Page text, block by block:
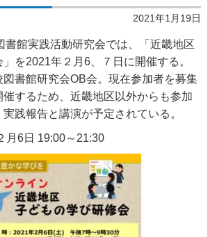
2021年1月19日
館実践活動研究会では、「近畿地区
」を2021年２月 6 、７日に開催する。
書館研究会OB会。現在参加者を募集
するため、近畿地区以外からも参加
践報告と講演が予定されている。
6日 19:00～21:30